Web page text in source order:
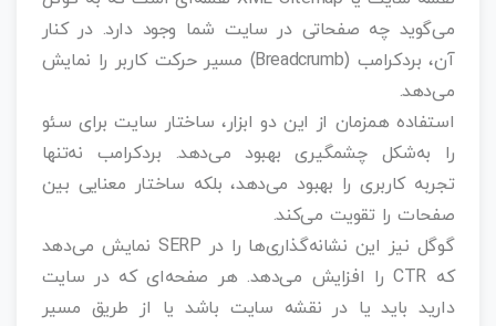
می‌گوید چه صفحاتی در سایت شما وجود دارد. در کنار
آن، بردکرامب (Breadcrumb) مسیر حرکت کاربر را نمایش
می‌دهد.
استفاده همزمان از این دو ابزار، ساختار سایت برای سئو
را به‌شکل چشمگیری بهبود می‌دهد. بردکرامب نه‌تنها
تجربه کاربری را بهبود می‌دهد، بلکه ساختار معنایی بین
صفحات را تقویت می‌کند.
گوگل نیز این نشانه‌گذاری‌ها را در SERP نمایش می‌دهد
که CTR را افزایش می‌دهد. هر صفحه‌ای که در سایت
دارید باید یا در نقشه سایت باشد یا از طریق مسیر